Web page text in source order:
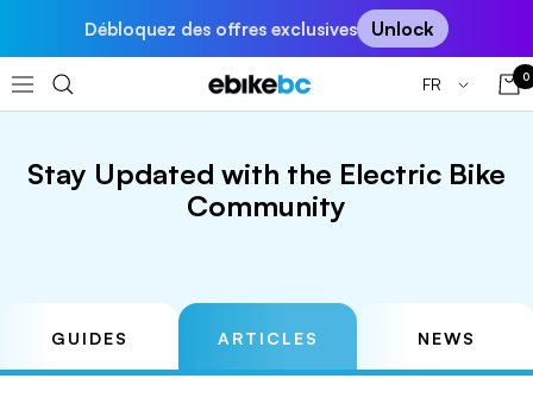
contenu
Débloquez des offres exclusives Unlock
Navigation EBIKEBC Langue
FR 0
Stay Updated with the Electric Bike
Community
GUIDES ARTICLES NEWS